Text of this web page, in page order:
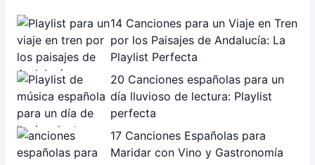
14 Canciones para un Viaje en Tren
por los Paisajes de Andalucía: La
Playlist Perfecta
20 Canciones españolas para un
día lluvioso de lectura: Playlist
perfecta
17 Canciones Españolas para
Maridar con Vino y Gastronomía